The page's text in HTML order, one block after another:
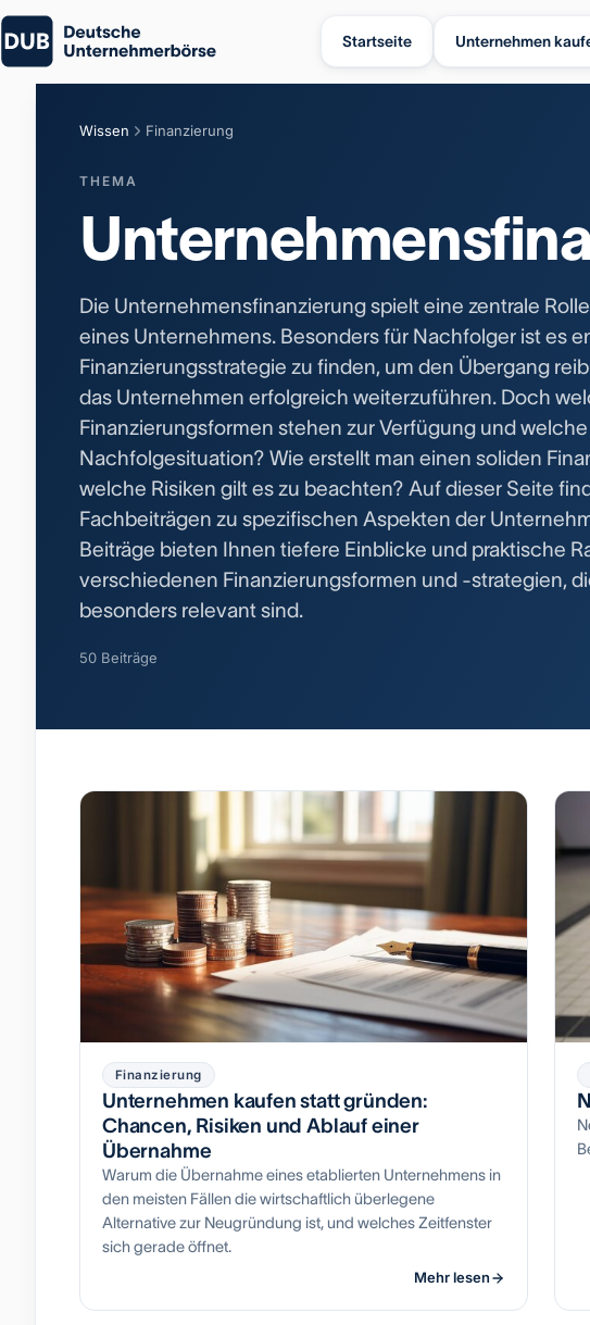
Startseite Unternehmen
Wissen Finanzierung
THEMA
Die Unternehmensfinanzierung spielt eine zentrale
eines Unternehmens. Besonders für Nachfolger ist es
Finanzierungsstrategie zu finden, um den Übergang
das Unternehmen erfolgreich weiterzuführen. Doch
Finanzierungsformen stehen zur Verfügung und
Nachfolgesituation? Wie erstellt man einen soliden
welche Risiken gilt es zu beachten? Auf dieser Seite
Fachbeiträgen zu spezifischen Aspekten der
Beiträge bieten Ihnen tiefere Einblicke und praktische
verschiedenen Finanzierungsformen und -strategien,
besonders relevant sind.
50 Beiträge
Finanzierung
Unternehmen kaufen statt gründen:
Chancen, Risiken und Ablauf einer
Übernahme
Warum die Übernahme eines etablierten Unternehmens in
den meisten Fällen die wirtschaftlich überlegene
Alternative zur Neugründung ist, und welches Zeitfenster
sich gerade öffnet.
Mehr lesen